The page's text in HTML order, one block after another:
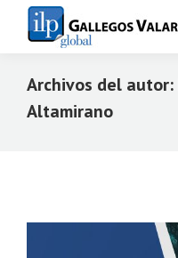
Archivos del autor:
Altamirano